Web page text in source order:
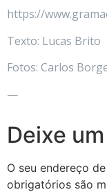
https://
Texto: Lucas Brito
Fotos: Carlos
—
Deixe
O seu endereço
obrigatórios são